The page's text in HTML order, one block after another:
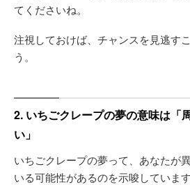
てくださいね。
注視しておけば、チャンスを見逃す
う。
2. いちごクレープの夢の意味は「
い」
いちごクレープの夢って、あなたが
いる可能性があるのを示唆しています